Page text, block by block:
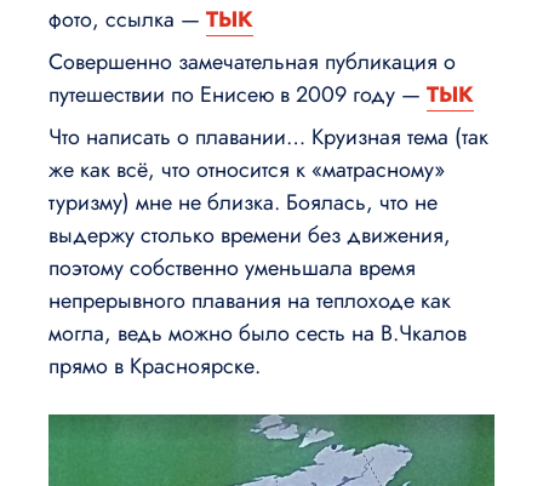
фото, ссылка — ТЫК
Совершенно замечательная публикация о
путешествии по Енисею в 2009 году — ТЫК
Что написать о плавании… Круизная тема (так
же как всё, что относится к «матрасному»
туризму) мне не близка. Боялась, что не
выдержу столько времени без движения,
поэтому собственно уменьшала время
непрерывного плавания на теплоходе как
могла, ведь можно было сесть на В.Чкалов
прямо в Красноярске.